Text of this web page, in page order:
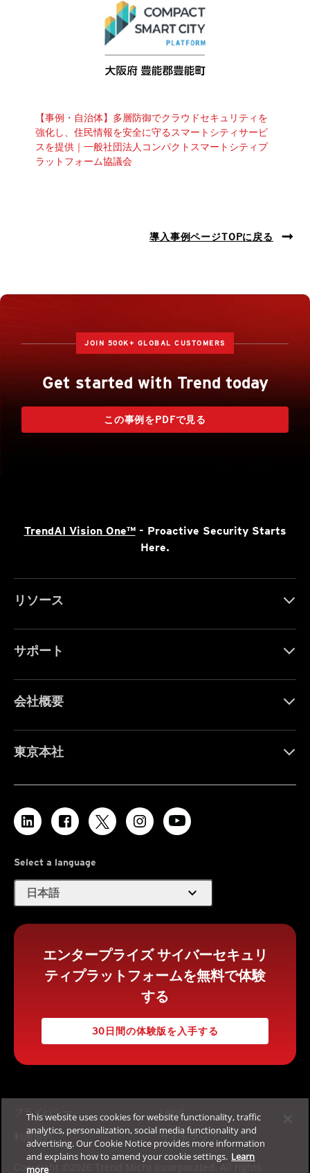
【事例・自治体】多層防御でクラウドセキュリティを
強化し、住民情報を安全に守るスマートシティサービ
スを提供｜一般社団法人コンパクトスマートシティプ
ラットフォーム協議会
導入事例ページTOPに戻る
JOIN 500K+ GLOBAL CUSTOMERS
Get started with Trend today
この事例をPDFで見る
TrendAI Vision One™- Proactive Security Starts
Here.
リソース
サポート
会社概要
東京本社
Select a language
日本語 expand_more
エンタープライズ サイバーセキュリ
ティプラットフォームを無料で体験
する
30日間の体験版を入手する
プライバシー
Legal
利用規約
サイトマップ
Copyright ©2026 Trend Micro Incorporated. All rights
This website uses cookies for website functionality, traffic
analytics, personalization, social media functionality and
advertising. Our Cookie Notice provides more information
and explains how to amend your cookie settings. Learn
more